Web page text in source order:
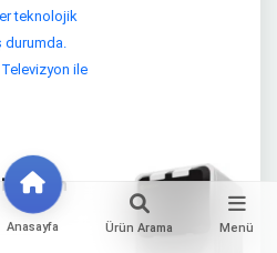
Anasayfa Ürün Arama Menü
teknolojik
durumda.
Televizyon ile